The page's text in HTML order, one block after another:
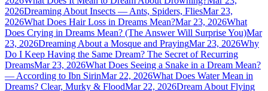
2026Dreaming About Insects — Ants, Spiders, FliesMar 23,
2026What Does Hair Loss in Dreams Mean?Mar 23, 2026What
Does Crying in Dreams Mean? (The Answer Will Surprise You)Mar
23, 2026Dreaming About a Mosque and PrayingMar 23, 2026Why
Do I Keep Having the Same Dream? The Secret of Recurring
DreamsMar 23, 2026What Does Seeing a Snake in a Dream Mean?
— According to Ibn SirinMar 22, 2026What Does Water Mean in
Dreams? Clear, Murky & FloodMar 22, 2026Dream About Flying